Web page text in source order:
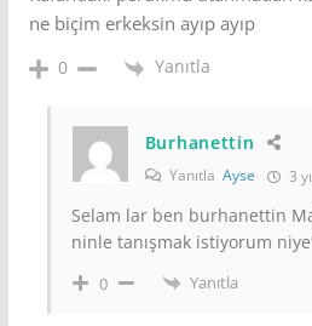
ne biçim erkeksin ayıp ayıp
0 Yanıtla
Burhanettin
Yanıtla Ayse 3
Selam lar ben burhanettin
ninle tanışmak istiyorum
0 Yanıtla